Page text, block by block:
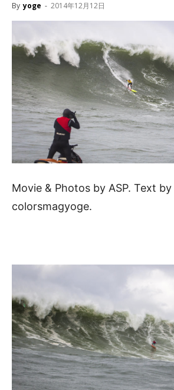
By yoge - 2014年12月12日
Movie & Photos by ASP. Text by
colorsmagyoge.